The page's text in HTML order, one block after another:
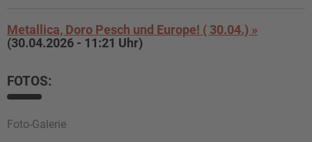
Metallica, Doro Pesch und Europe! ( 30.04.) »
(30.04.2026 - 11:21 Uhr)
FOTOS:
Foto-Galerie